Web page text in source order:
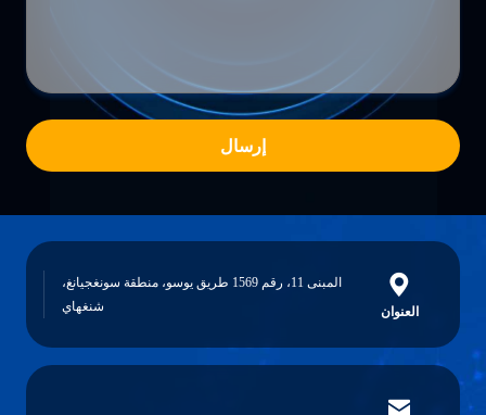
إرسال
العنوان
المبنى 11، رقم 1569 طريق يوسو، منطقة سونغجيانغ،
شنغهاي